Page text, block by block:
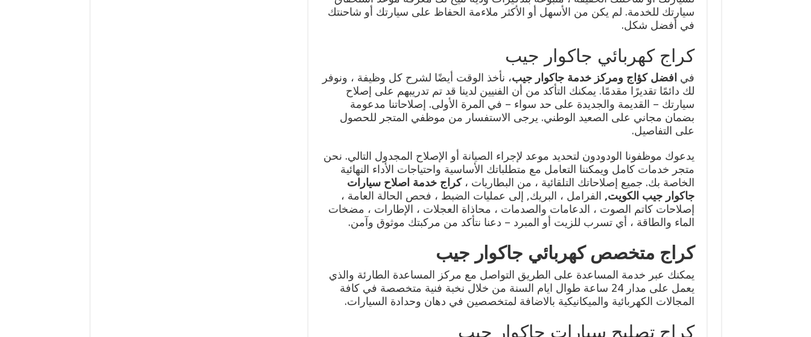
سيارتك للخدمة. لم يكن من الأسهل أو الأكثر ملاءمة الحفاظ على سيارتك أو شاحنتك
في أفضل شكل.
كراج كهربائي جاكوار جيب
في افضل كؤاج ومركز خدمة جاكوار جيب، نأخذ الوقت أيضًا لشرح كل وظيفة ، ونوفر
لك دائمًا تقديرًا مقدمًا. يمكنك التأكد من أن الفنيين لدينا قد تم تدريبهم على إصلاح
سيارتك – القديمة والجديدة على حد سواء – في المرة الأولى. إصلاحاتنا مدعومة
بضمان مجاني على الصعيد الوطني. يرجى الاستفسار من موظفي المتجر للحصول
على التفاصيل.
يدعوك موظفونا الودودون لتحديد موعد لإجراء الصيانة أو الإصلاح المجدول التالي. نحن
متجر خدمات كامل ويمكننا التعامل مع متطلباتك الأساسية واحتياجات الأداء النهائية
الخاصة بك. جميع إصلاحاتك التلقائية ، من البطاريات ،كراج خدمة اصلاح سيارات
جاكوار جيب الكويت, الفرامل ، البريك, إلى عمليات الضبط ، فحص الحالة العامة ،
إصلاحات كاتم الصوت ، الدعامات والصدمات ، محاذاة العجلات ، الإطارات ، مضخات
الماء والطاقة ، أي تسرب للزيت أو المبرد – دعنا نتأكد من مركبتك موثوق وآمن.
كراج متخصص كهربائي جاكوار جيب
يمكنك عبر خدمة المساعدة على الطريق التواصل مع مركز المساعدة الطارئة والذي
يعمل على مدار 24 ساعة طوال ايام السنة من خلال نخبة فنية متخصصة في كافة
المجالات الكهربائية والميكانيكية بالاضافة لمتخصصين في دهان وحدادة السيارات.
كراج تصليح سيارات جاكوار جيب